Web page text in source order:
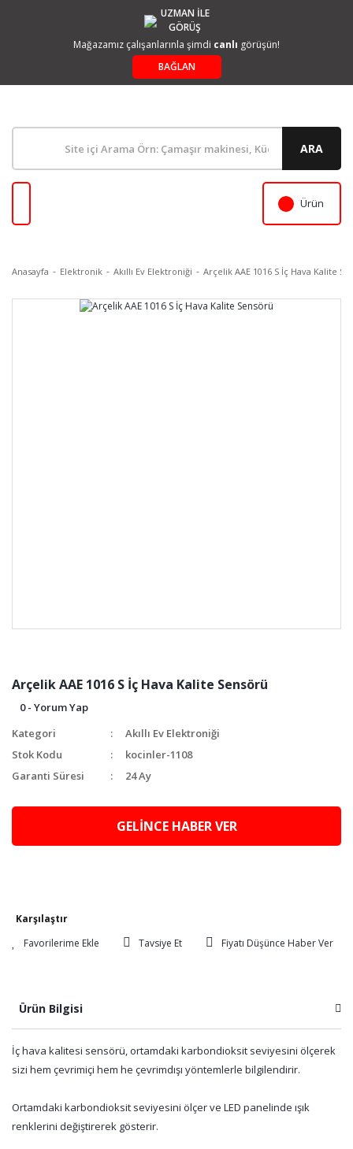
UZMAN İLE
GÖRÜŞ
Mağazamız çalışanlarınla şimdi canlı görüşün!
BAĞLAN
ARA
Ürün
Anasayfa Elektronik Akıllı Ev Elektroniği Arçelik AAE 1016 S İç Hava Kalite
Arçelik AAE 1016 S İç Hava Kalite Sensörü
0 - Yorum Yap
Kategori
Akıllı Ev Elektroniği
Stok Kodu
kocinler-1108
Garanti Süresi
24 Ay
GELİNCE HABER VER
Karşılaştır
Tavsiye Et
Fiyatı Düşünce Haber Ver
Ürün Bilgisi
İç hava kalitesi sensörü, ortamdaki karbondioksit seviyesini ölçerek
sizi hem çevrimiçi hem he çevrimdışı yöntemlerle bilgilendirir.
Ortamdaki karbondioksit seviyesini ölçer ve LED panelinde ışık
renklerini değiştirerek gösterir.